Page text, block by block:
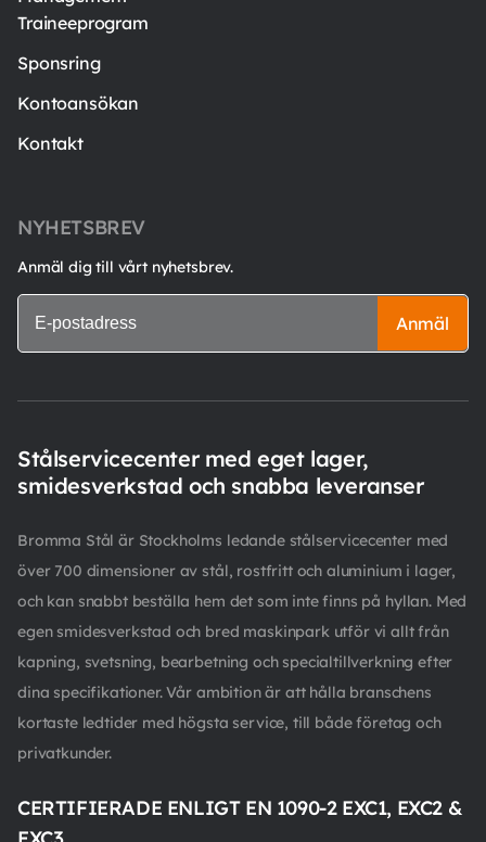
Traineeprogram
Sponsring
Kontoansökan
Kontakt
NYHETSBREV
Anmäl dig till vårt nyhetsbrev.
Anmäl
Stålservicecenter med eget lager,
smidesverkstad och snabba leveranser
Bromma Stål är Stockholms ledande stålservicecenter med
över 700 dimensioner av stål, rostfritt och aluminium i lager,
och kan snabbt beställa hem det som inte finns på hyllan. Med
egen smidesverkstad och bred maskinpark utför vi allt från
kapning, svetsning, bearbetning och specialtillverkning efter
dina specifikationer. Vår ambition är att hålla branschens
kortaste ledtider med högsta service, till både företag och
privatkunder.
CERTIFIERADE ENLIGT EN 1090-2 EXC1, EXC2 &